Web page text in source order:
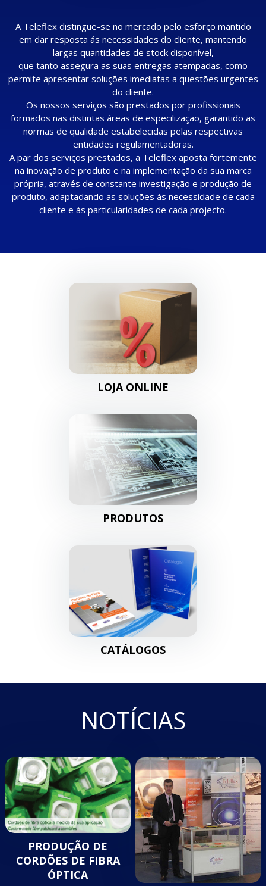
A Teleflex distingue-se no mercado pelo esforço mantido
em dar resposta ás necessidades do cliente, mantendo
largas quantidades de stock disponível,
que tanto assegura as suas entregas atempadas, como
permite apresentar soluções imediatas a questões urgentes
do cliente.
Os nossos serviços são prestados por profissionais
formados nas distintas áreas de especilização, garantido as
normas de qualidade estabelecidas pelas respectivas
entidades regulamentadoras.
A par dos serviços prestados, a Teleflex aposta fortemente
na inovação de produto e na implementação da sua marca
própria, através de constante investigação e produção de
produto, adaptadando as soluções ás necessidade de cada
cliente e às particularidades de cada projecto.
LOJA ONLINE
PRODUTOS
CATÁLOGOS
NOTÍCIAS
PRODUÇÃO DE
CORDÕES DE FIBRA
ÓPTICA